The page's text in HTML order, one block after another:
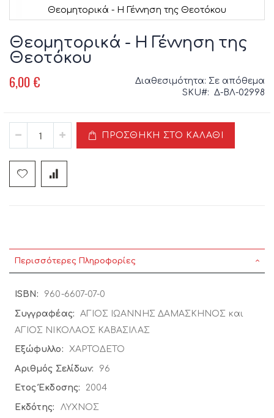
Θεομητορικά - Η Γέννηση της Θεοτόκου
στην
αρχή
της
εικόνων
Θεομητορικά - Η Γέννηση της
Θεοτόκου
6,00 € Διαθεσιμότητα: Σε απόθεμα
SKU
Δ-ΒΛ-02998
ΠΡΟΣΘΉΚΗ ΣΤΟ ΚΑΛΆΘΙ
Περισσότερες Πληροφορίες
Περισσότερες
Πληροφορίες
960-6607-07-0
ΑΓΙΟΣ ΙΩΑΝΝΗΣ ΔΑΜΑΣΚΗΝΟΣ και
ΑΓΙΟΣ ΝΙΚΟΛΑΟΣ ΚΑΒΑΣΙΛΑΣ
ΧΑΡΤΟΔΕΤΟ
96
2004
ΛΥΧΝΟΣ